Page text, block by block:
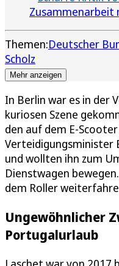
Zusammenarbeit
Themen:Deutscher
Scholz
Mehr anzeigen
In Berlin war es in der
kuriosen Szene
den auf dem E-
Verteidigungsminister
und wollten ihn zum
Dienstwagen
dem Roller
Ungewöhnlicher
Portugalurlaub